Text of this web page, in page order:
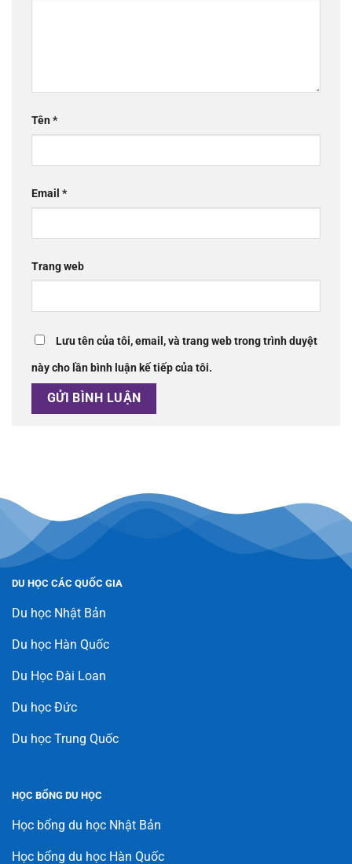
Tên*
Email *
Trang web
Lưu tên của tôi, email, và trang web trong trình duyệt
này cho lần bình luận kế tiếp của tôi.
DU HỌC CÁC QUỐC GIA
Du học Nhật Bản
Du học Hàn Quốc
Du Học Đài Loan
Du học Đức
Du học Trung Quốc
HỌC BỔNG DU HỌC
Học bổng du học Nhật Bản
Học bổng du học Hàn Quốc